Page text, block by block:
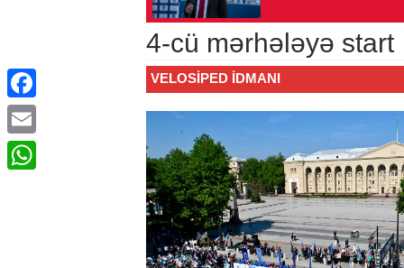
4-cü mərhələyə start
VELOSIPED IDMANI
Facebook
Email